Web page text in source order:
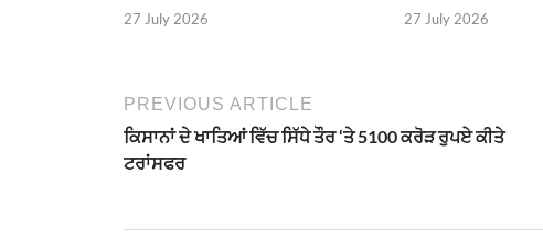
27 July 2026 27 July 2026
PREVIOUS ARTICLE
ਕਿਸਾਨਾਂ ਦੇ ਖਾਤਿਆਂ ਵਿੱਚ ਸਿੱਧੇ ਤੌਰ ‘ਤੇ 5100 ਕਰੋੜ ਰੁਪਏ ਕੀਤੇ
ਟਰਾਂਸਫਰ